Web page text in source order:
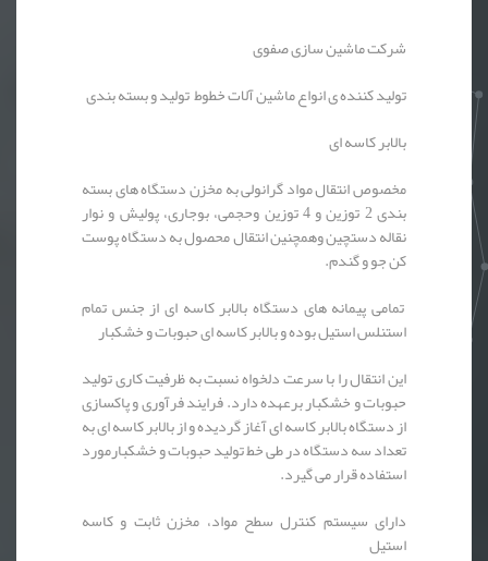
شرکت ماشین سازی صفوی
تولید کننده ی انواع ماشین آلات خطوط تولید و بسته بندی
بالابر کاسه ای
مخصوص انتقال مواد گرانولی به مخزن دستگاه های بسته
بندی 2 توزین و 4 توزین وحجمی، بوجاری، پولیش و نوار
نقاله دستچین وهمچنین انتقال محصول به دستگاه پوست
کن جو و گندم.
تمامی پیمانه های دستگاه بالابر کاسه ای از جنس تمام
استنلس استیل بوده و بالابر کاسه ای حبوبات و خشکبار
این انتقال را با سرعت دلخواه نسبت به ظرفیت کاری تولید
حبوبات و خشکبار برعهده دارد. فرایند فرآوری و پاکسازی
از دستگاه بالابر کاسه ای آغاز گردیده و از بالابر کاسه ای به
تعداد سه دستگاه در طی خط تولید حبوبات و خشکبارمورد
استفاده قرار می گیرد.
دارای سیستم کنترل سطح مواد، مخزن ثابت و کاسه
استیل